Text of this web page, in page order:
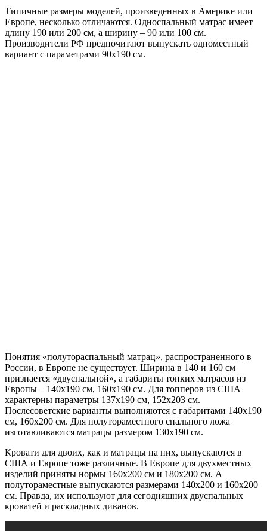
Типичные размеры моделей, произведенных в Америке или
Европе, несколько отличаются. Односпальный матрас имеет
длину 190 или 200 см, а ширину – 90 или 100 см.
Производители РФ предпочитают выпускать одноместный
вариант с параметрами 90х190 см.
Понятия «полутораспальный матрац», распространенного в
России, в Европе не существует. Ширина в 140 и 160 см
признается «двуспальной», а габариты тонких матрасов из
Европы – 140х190 см, 160х190 см. Для топперов из США
характерны параметры 137х190 см, 152х203 см.
Послесоветские варианты выполняются с габаритами 140х190
см, 160х200 см. Для полутораместного спального ложа
изготавливаются матрацы размером 130х190 см.
Кровати для двоих, как и матрацы на них, выпускаются в
США и Европе тоже различные. В Европе для двухместных
изделий приняты нормы 160х200 см и 180х200 см. А
полутораместные выпускаются размерами 140х200 и 160х200
см. Правда, их используют для сегодняшних двуспальных
кроватей и раскладных диванов.